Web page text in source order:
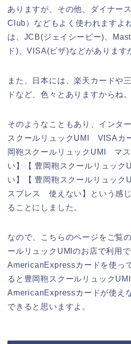
ありますが、その他、ダイナー
Club）などもよく使われますよ
は、JCB(ジェイシービー)、
ド)、VISA(ビザ)などがあります
また、日本には、楽天カードや
ドなど、色々とありますからね。
そのようなこともあり、インタ
スクールリュックUMI VISAカ
岡鞄スクールリュックUMI マ
い】【 豊岡鞄スクールリュッ
い】【 豊岡鞄スクールリュッ
スプレス 使えない】という感
ることにしました。
なので、こちらのページをご覧
ールリュックUMIのお店で利用
AmericanExpressカードを使っ
ると豊岡鞄スクールリュック
AmericanExpressカードが使え
できると思いますよ。